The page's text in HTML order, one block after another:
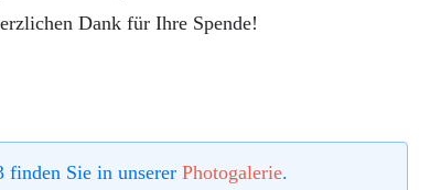
Dank für Ihre Spende!
finden Sie in unserer Photogalerie.